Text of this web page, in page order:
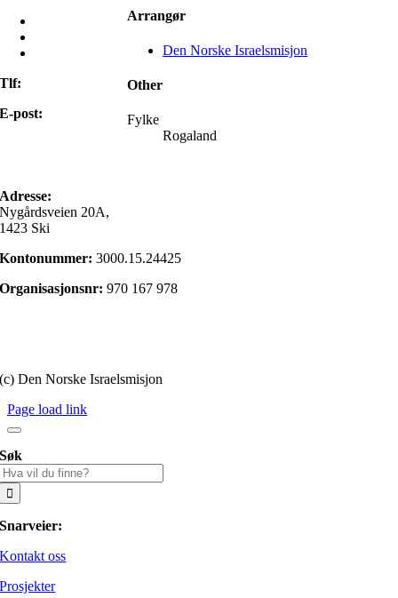
Arrangør
Den Norske Israelsmisjon
Other
Fylke
Rogaland
Tlf:
E-post:
Adresse:
Nygårdsveien 20A,
1423 Ski
Kontonummer:3000.15.24425
Organisasjonsnr:970 167 978
(c) Den Norske Israelsmisjon
Page load link
Søk
Snarveier:
Kontakt oss
Prosjekter